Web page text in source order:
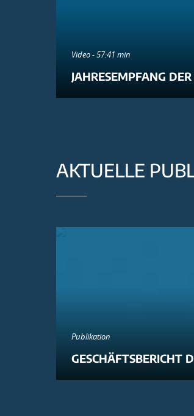
Video - 57:41 min
JAHRESEMPFANG
AKTUELLE
Publikation
GESCHÄFTSBERICHT